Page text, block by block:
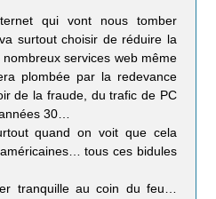
qui vont nous tomber
surtout choisir de réduire la
services web même
plombée par la redevance
de la fraude, du trafic de PC
30…
quand on voit que cela
tous ces bidules
tranquille au coin du feu…